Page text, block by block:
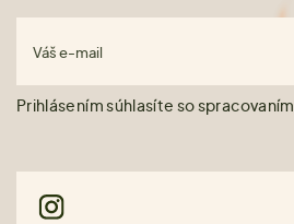
Váš e-mail
Prihlásením súhlasíte so spracovaním